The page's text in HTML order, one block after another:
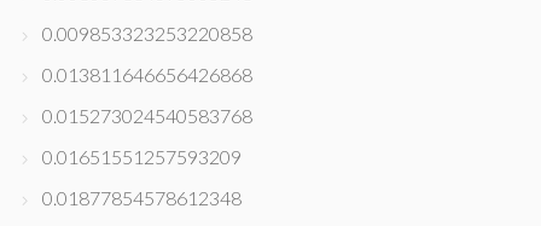
0.009853323253220858
0.013811646656426868
0.015273024540583768
0.01651551257593209
0.01877854578612348